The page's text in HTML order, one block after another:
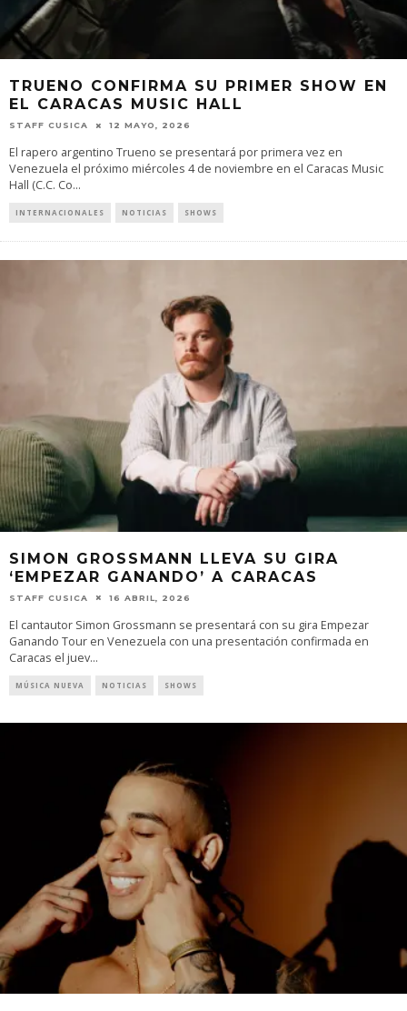
TRUENO CONFIRMA SU PRIMER SHOW EN
EL CARACAS MUSIC HALL
STAFF CUSICA 12 MAYO, 2026
El rapero argentino Trueno se presentará por primera vez en
Venezuela el próximo miércoles 4 de noviembre en el Caracas Music
Hall (C.C. Co...
INTERNACIONALES NOTICIAS SHOWS
SIMON GROSSMANN LLEVA SU GIRA
‘EMPEZAR GANANDO’ A CARACAS
STAFF CUSICA 16 ABRIL, 2026
El cantautor Simon Grossmann se presentará con su gira Empezar
Ganando Tour en Venezuela con una presentación confirmada en
Caracas el juev...
MÚSICA NUEVA NOTICIAS SHOWS